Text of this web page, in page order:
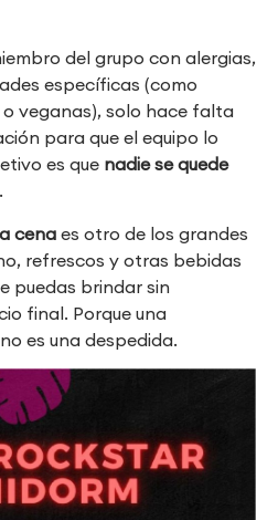
del grupo con alergias,
específicas (como
veganas), solo hace falta
para que el equipo lo
es que nadie se quede
.
cena es otro de los grandes
refrescos y otras bebidas
puedas brindar sin
final. Porque una
es una despedida.